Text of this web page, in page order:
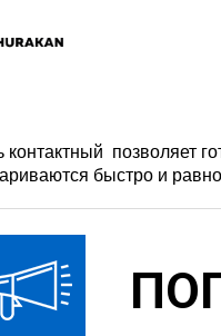
контактный позволяет
быстро и